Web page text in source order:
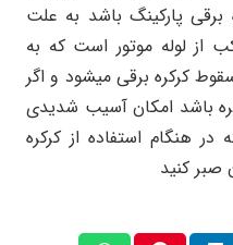
پارکینگ باشد به علت
از لوله موتور است که به
کرکره برقی میشود و اگر
باشد امکان آسیب شدیدی
هنگام استفاده از کرکره
صبر کنید